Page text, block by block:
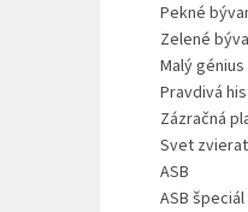
Pekné
Zelené
Malý génius
Pravdivá
Zázračná
Svet zvierat
ASB
ASB špeciál